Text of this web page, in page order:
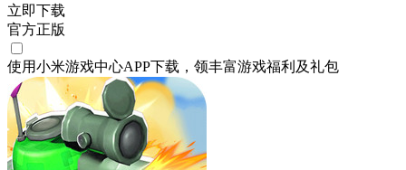
立即下载
官方正版
使用小米游戏中心APP下载 ，领丰富游戏福利 及礼包